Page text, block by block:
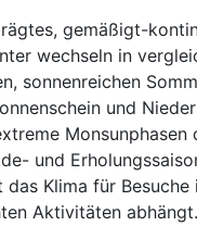
gemäßigt-
wechseln in
sonnenreichen
und
und
Klima für
Aktivitäten